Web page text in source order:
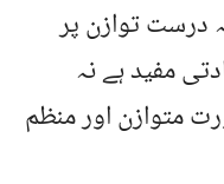
درست توازن پر
مفید ہے نہ
متوازن اور منظم